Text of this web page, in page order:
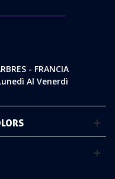
- FRANCIA
Al Venerdì